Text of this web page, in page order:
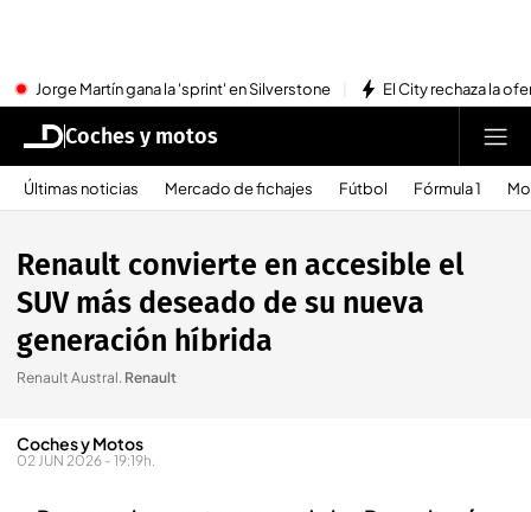
Jorge Martín gana la 'sprint' en Silverstone El City rechaza la
Coches y motos
Últimas noticias Mercado de fichajes Fútbol Fórmula 1
Renault convierte en accesible el
SUV más deseado de su nueva
generación híbrida
Renault Austral. Renault
Coches y Motos
02 JUN 2026 - 19:19h.